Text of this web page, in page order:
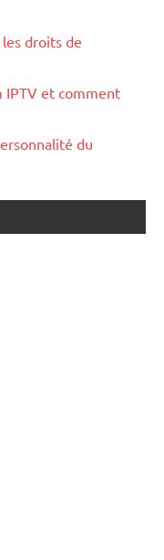
droits de
IPTV et comment
du